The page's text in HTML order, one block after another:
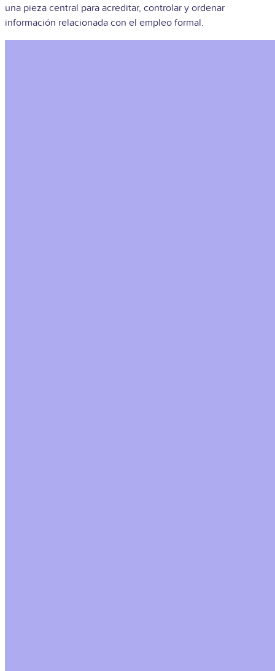
una pieza central para acreditar, controlar y ordenar
información relacionada con el empleo formal.